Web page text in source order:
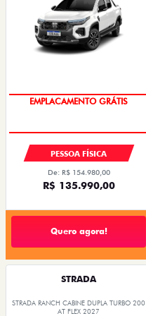
OPORTUNIDADE
PESSOA FÍSICA
De: R$ 154.980,00
R$ 135.990,00
Quero agora!
STRADA
STRADA RANCH CABINE DUPLA TURBO 200
AT FLEX 2027